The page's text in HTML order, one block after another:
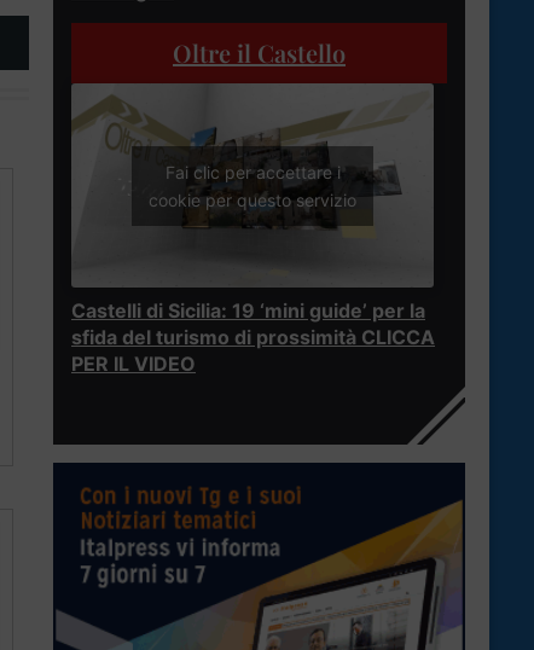
Oltre il Castello
Fai clic per accettare i
cookie per questo servizio
Castelli di Sicilia: 19 ‘mini guide’ per la
sfida del turismo di prossimità CLICCA
PER IL VIDEO